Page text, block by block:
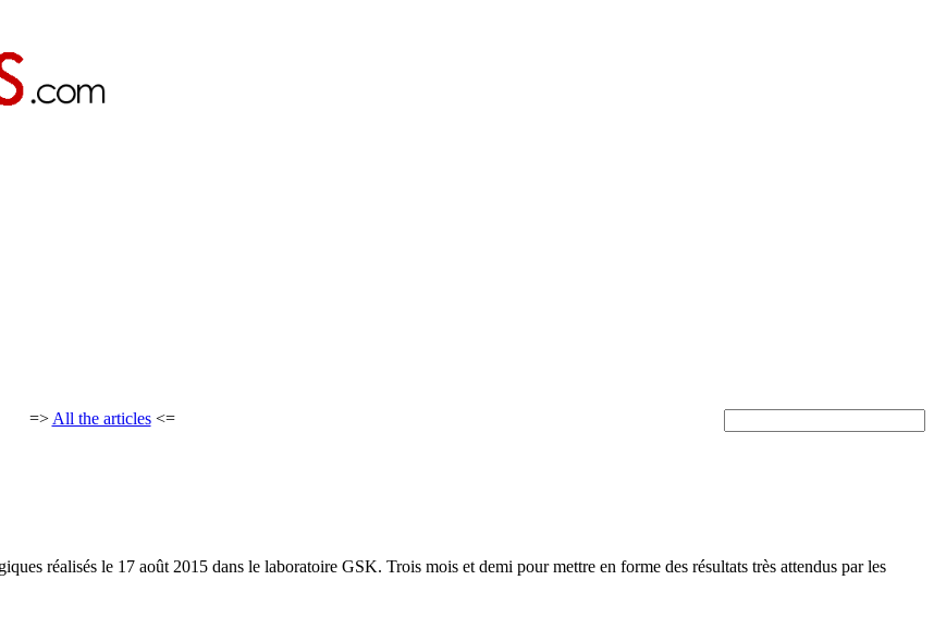
=> All the articles<=
réalisés le 17 août 2015 dans le laboratoire GSK. Trois mois et demi pour mettre en forme des résultats très attendus par les